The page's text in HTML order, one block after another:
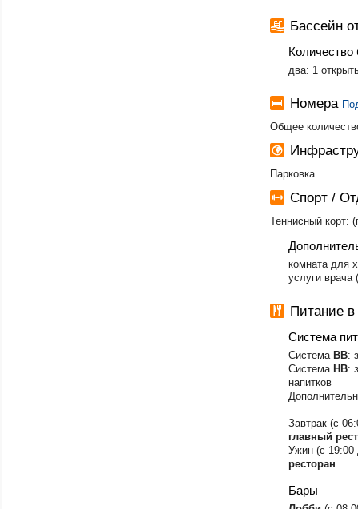
Бассейн
Количество
два: 1
Номера
Общее
Парковка
Спорт /
Теннисный корт:
комната для
услуги врача
Питание в
Система
Система BB:
Система HB:
напитков
Завтрак (с
главный
Ужин (с
ресторан
Бары